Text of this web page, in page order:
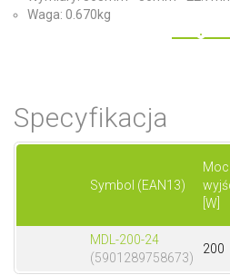
Waga: 0.670kg
Specyfikacja
Symbol (EAN13)
Moc
[W]
MDL-200-24
(5901289758673)
200